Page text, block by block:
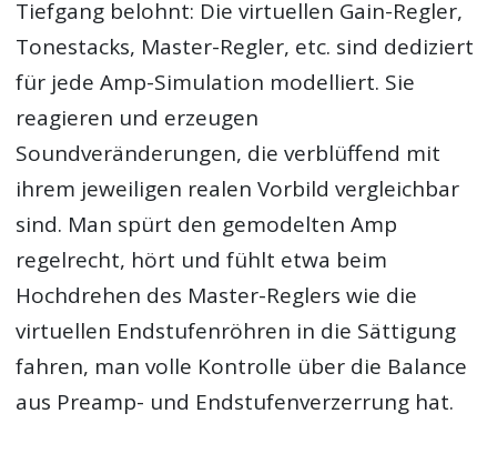
Tiefgang belohnt: Die virtuellen Gain-Regler,
Tonestacks, Master-Regler, etc. sind dediziert
für jede Amp-Simulation modelliert. Sie
reagieren und erzeugen
Soundveränderungen, die verblüffend mit
ihrem jeweiligen realen Vorbild vergleichbar
sind. Man spürt den gemodelten Amp
regelrecht, hört und fühlt etwa beim
Hochdrehen des Master-Reglers wie die
virtuellen Endstufenröhren in die Sättigung
fahren, man volle Kontrolle über die Balance
aus Preamp- und Endstufenverzerrung hat.